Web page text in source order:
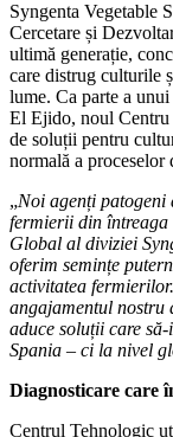
Syngenta Vegetable
Cercetare și
ultimă generație,
care distrug culturile
lume. Ca parte a
El Ejido, noul Centru
de soluții pentru
normală a proceselor
„Noi agenți
fermierii din
Global al diviziei
oferim semințe
activitatea
angajamentul
aduce soluții care
Spania – ci la nivel
Diagnosticare care
Centrul Tehnologic